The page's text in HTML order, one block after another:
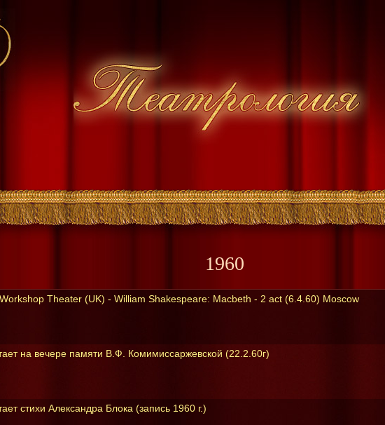
1960
Theater (UK) - William Shakespeare: Macbeth - 2 act (6.4.60) Moscow
на вечере памяти В.Ф. Комимиссаржевской (22.2.60г)
стихи Александра Блока (запись 1960 г.)